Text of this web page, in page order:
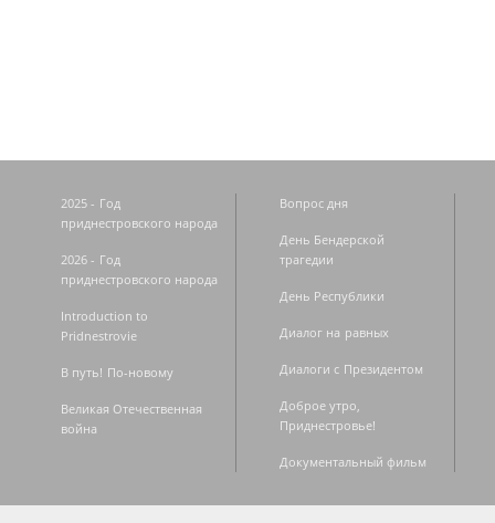
2025 - Год
приднестровского народа
2026 - Год
приднестровского народа
Introduction to
Pridnestrovie
В путь! По-новому
Великая Отечественная
война
Вопрос дня
День Бендерской
трагедии
День Республики
Диалог на равных
Диалоги с Президентом
Доброе утро,
Приднестровье!
Документальный фильм